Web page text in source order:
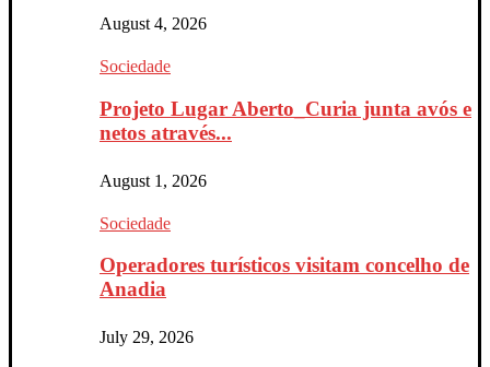
August 4, 2026
Sociedade
Projeto Lugar Aberto_Curia junta avós e
netos através...
August 1, 2026
Sociedade
Operadores turísticos visitam concelho de
Anadia
July 29, 2026